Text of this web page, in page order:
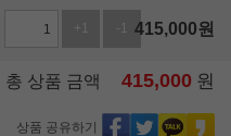
+1 -1 415,000원
총 상품 금액 415,000 원
상품 공유하기